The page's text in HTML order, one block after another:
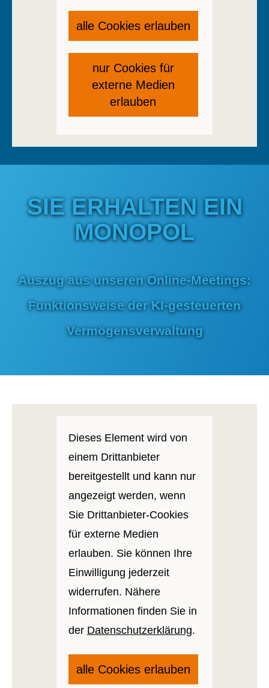
alle Cookies erlauben
nur Cookies für
externe Medien
erlauben
SIE ERHALTEN EIN
MONOPOL
Auszug aus unseren Online-Meetings:
Funktionsweise der KI-gesteuerten
Vermögensverwaltung
Dieses Element wird von
einem Drittanbieter
bereitgestellt und kann nur
angezeigt werden, wenn
Sie Drittanbieter-Cookies
für externe Medien
erlauben. Sie können Ihre
Einwilligung jederzeit
widerrufen. Nähere
Informationen finden Sie in
der Datenschutzerklärung.
alle Cookies erlauben